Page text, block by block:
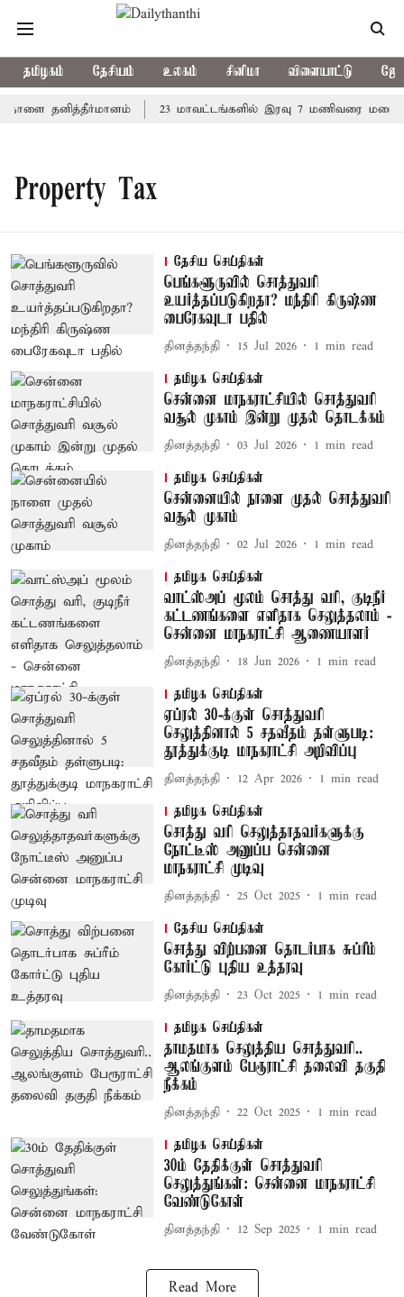
தமிழகம் தேசியம் உலகம் சினிமா விளையாட்டு
நாளை தனித்தீர்மானம் 23 மாவட்டங்களில் இரவு 7 மணிவரை மழை
Property Tax
தேசிய செய்திகள்
பெங்களூருவில் சொத்துவரி
உயர்த்தப்படுகிறதா? மந்திரி கிருஷ்ண
பைரேகவுடா பதில்
தினத்தந்தி 15 Jul 2026 1 min read
தமிழக செய்திகள்
சென்னை மாநகராட்சியில் சொத்துவரி
வசூல் முகாம் இன்று முதல் தொடக்கம்
தினத்தந்தி 03 Jul 2026 1 min read
தமிழக செய்திகள்
சென்னையில் நாளை முதல் சொத்துவரி
வசூல் முகாம்
தினத்தந்தி 02 Jul 2026 1 min read
தமிழக செய்திகள்
வாட்ஸ்அப் மூலம் சொத்து வரி, குடிநீர்
கட்டணங்களை எளிதாக செலுத்தலாம் -
சென்னை மாநகராட்சி ஆணையாளர்
தினத்தந்தி 18 Jun 2026 1 min read
தமிழக செய்திகள்
ஏப்ரல் 30-க்குள் சொத்துவரி
செலுத்தினால் 5 சதவீதம் தள்ளுபடி:
தூத்துக்குடி மாநகராட்சி அறிவிப்பு
தினத்தந்தி 12 Apr 2026 1 min read
தமிழக செய்திகள்
சொத்து வரி செலுத்தாதவர்களுக்கு
நோட்டீஸ் அனுப்ப சென்னை
மாநகராட்சி முடிவு
தினத்தந்தி 25 Oct 2025 1 min read
தேசிய செய்திகள்
சொத்து விற்பனை தொடர்பாக சுப்ரீம்
கோர்ட்டு புதிய உத்தரவு
தினத்தந்தி 23 Oct 2025 1 min read
தமிழக செய்திகள்
தாமதமாக செலுத்திய சொத்துவரி..
ஆலங்குளம் பேரூராட்சி தலைவி தகுதி
நீக்கம்
தினத்தந்தி 22 Oct 2025 1 min read
தமிழக செய்திகள்
30ம் தேதிக்குள் சொத்துவரி
செலுத்துங்கள்: சென்னை மாநகராட்சி
வேண்டுகோள்
தினத்தந்தி 12 Sep 2025 1 min read
Read More